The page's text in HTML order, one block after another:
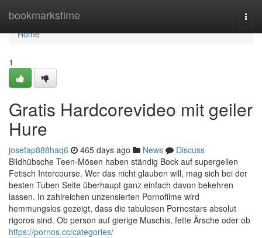
bookmarkstime
Home
Home
1
Gratis Hardcorevideo mit geiler
Hure
josefap888haq6 465 days ago News
Discuss
Bildhübsche Teen-Mösen haben ständig Bock auf supergeilen
Fetisch Intercourse. Wer das nicht glauben will, mag sich bei der
besten Tuben Seite überhaupt ganz einfach davon bekehren
lassen. In zahlreichen unzensierten Pornofilme wird
hemmungslos gezeigt, dass die tabulosen Pornostars absolut
rigoros sind. Ob person auf gierige Muschis, fette Ärsche oder ob
https://pornos.cc/categories/